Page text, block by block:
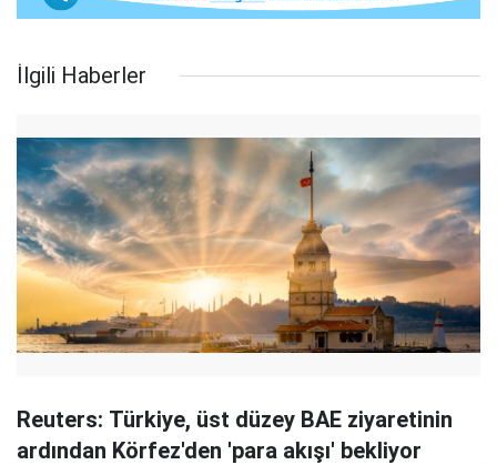
İlgili Haberler
Reuters: Türkiye, üst düzey BAE ziyaretinin
ardından Körfez'den 'para akışı' bekliyor